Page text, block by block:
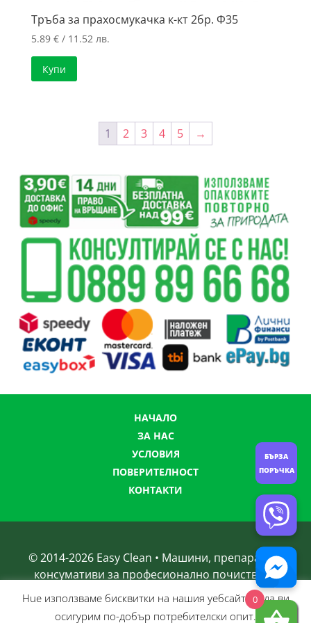
Тръба за прахосмукачка к-кт 2бр. Ф35
5.89 €/ 11.52 лв.
Купи
1 2 3 4 5 →
НАЧАЛО
ЗА НАС
УСЛОВИЯ
ПОВЕРИТЕЛНОСТ
КОНТАКТИ
© 2014-2026 Easy Clean • Машини, препарати и
консумативи за професионално почистване
Нue използвамe бисквитки на нашия уебсайт, за да ви
осигурим по-добър потребителски опит.
0
БЪРЗА
ПОРЪЧКА